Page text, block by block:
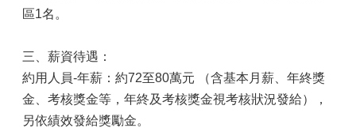
區1名。
三、薪資待遇：
約用人員-年薪：約72至80萬元 （含基本月薪、年終獎
金、考核獎金等，年終及考核獎金視考核狀況發給），
另依績效發給獎勵金。